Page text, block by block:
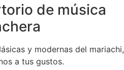
de música
y modernas del mariachi,
a tus gustos.